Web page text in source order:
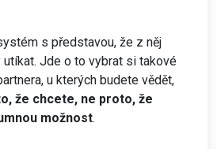
s představou, že z něj
Jde o to vybrat si takové
u kterých budete vědět,
že chcete, ne proto, že
možnost.